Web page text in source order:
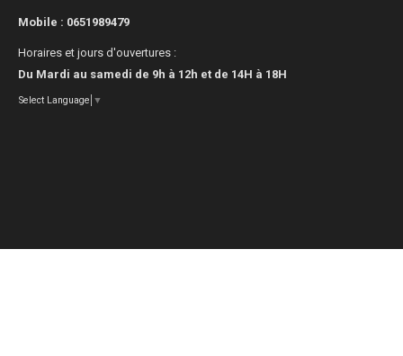
Mobile : 0651989479
Horaires et jours d'ouvertures :
Du Mardi au samedi de 9h à 12h et de 14H à 18H
Select Language ▼